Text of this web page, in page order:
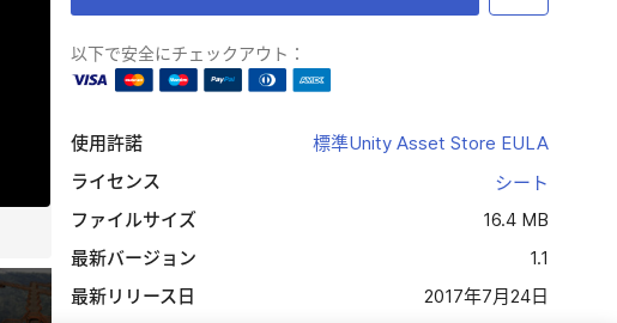
以下で安全にチェックアウト：
使用許諾
標準Unity Asset Store EULA
ライセンス
シート
ファイルサイズ
16.4 MB
最新バージョン
1.1
最新リリース日
2017年7月24日